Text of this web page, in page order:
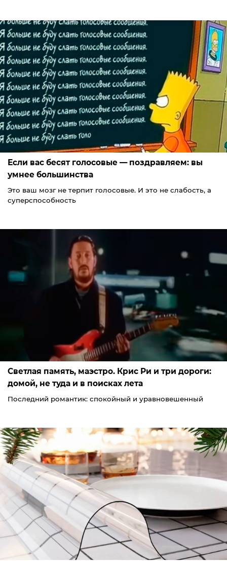
Если вас бесят голосовые — поздравляем: вы
умнее большинства
Это ваш мозг не терпит голосовые. И это не слабость, а
суперспособность
Светлая память, маэстро. Крис Ри и три дороги:
домой, не туда и в поисках лета
Последний романтик: спокойный и уравновешенный